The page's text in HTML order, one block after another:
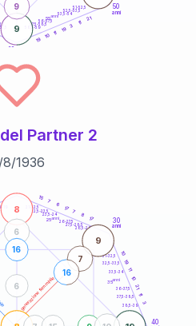
50
anni
60
51-52,5
52,5-53,5
53,5-54
56-57,5
57,5-58,5
58,5-59
21
11
3
19
11
10
19
9
9
55anni
Partner 2
/8/1936
generazione femminile
30
anni
40
19 21-22,5
22,5-23,5
23,5-24
26-27,5
27,5-28,5
28,5-29
31-32,5
32,5-33,5
33,5-34
36-37,5
37,5-38,5
38,5-39
15
7
6
17
7
8
17
10
19
11
10
21
11
3
8
9
6
16
6
7
16
25anni
35anni